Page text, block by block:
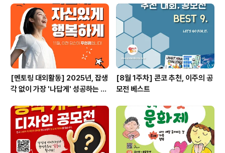
[멘토링 대외활동] 2025년, 잡생
각 없이 가장 '나답게' 성공하는 법
[8월 1주차] 콘코 추천, 이주의 공
모전 베스트